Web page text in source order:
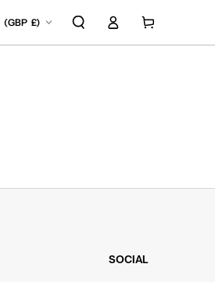
(GBP £) EinloggenWarenkorb
SOCIAL